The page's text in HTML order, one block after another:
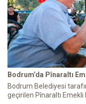
Bodrum’da Pînaraltı
Bodrum Belediyesi
geçirilen Pînaraltı